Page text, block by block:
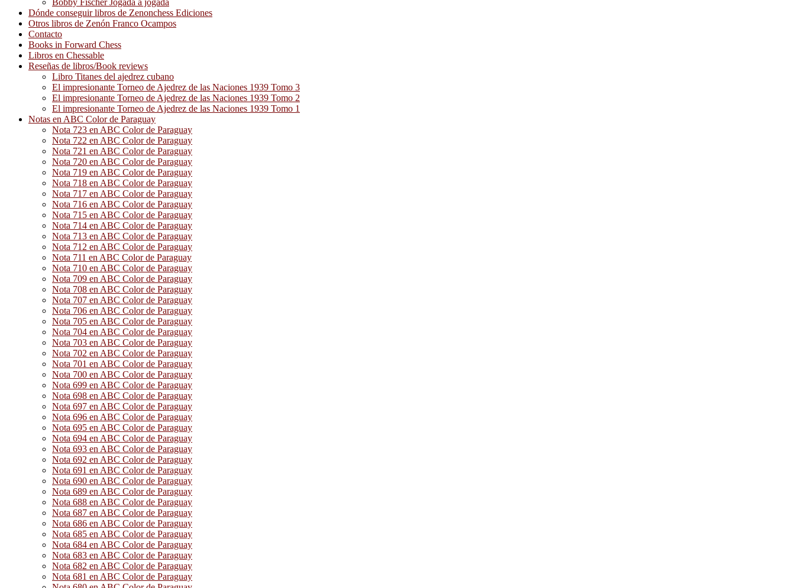
Bobby Fischer Jogada a jogada
Dónde conseguir libros de Zenonchess Ediciones
Otros libros de Zenón Franco Ocampos
Contacto
Books in Forward Chess
Libros en Chessable
Reseñas de libros/Book reviews
Libro Titanes del ajedrez cubano
El impresionante Torneo de Ajedrez de las Naciones 1939 Tomo 3
El impresionante Torneo de Ajedrez de las Naciones 1939 Tomo 2
El impresionante Torneo de Ajedrez de las Naciones 1939 Tomo 1
Notas en ABC Color de Paraguay
Nota 723 en ABC Color de Paraguay
Nota 722 en ABC Color de Paraguay
Nota 721 en ABC Color de Paraguay
Nota 720 en ABC Color de Paraguay
Nota 719 en ABC Color de Paraguay
Nota 718 en ABC Color de Paraguay
Nota 717 en ABC Color de Paraguay
Nota 716 en ABC Color de Paraguay
Nota 715 en ABC Color de Paraguay
Nota 714 en ABC Color de Paraguay
Nota 713 en ABC Color de Paraguay
Nota 712 en ABC Color de Paraguay
Nota 711 en ABC Color de Paraguay
Nota 710 en ABC Color de Paraguay
Nota 709 en ABC Color de Paraguay
Nota 708 en ABC Color de Paraguay
Nota 707 en ABC Color de Paraguay
Nota 706 en ABC Color de Paraguay
Nota 705 en ABC Color de Paraguay
Nota 704 en ABC Color de Paraguay
Nota 703 en ABC Color de Paraguay
Nota 702 en ABC Color de Paraguay
Nota 701 en ABC Color de Paraguay
Nota 700 en ABC Color de Paraguay
Nota 699 en ABC Color de Paraguay
Nota 698 en ABC Color de Paraguay
Nota 697 en ABC Color de Paraguay
Nota 696 en ABC Color de Paraguay
Nota 695 en ABC Color de Paraguay
Nota 694 en ABC Color de Paraguay
Nota 693 en ABC Color de Paraguay
Nota 692 en ABC Color de Paraguay
Nota 691 en ABC Color de Paraguay
Nota 690 en ABC Color de Paraguay
Nota 689 en ABC Color de Paraguay
Nota 688 en ABC Color de Paraguay
Nota 687 en ABC Color de Paraguay
Nota 686 en ABC Color de Paraguay
Nota 685 en ABC Color de Paraguay
Nota 684 en ABC Color de Paraguay
Nota 683 en ABC Color de Paraguay
Nota 682 en ABC Color de Paraguay
Nota 681 en ABC Color de Paraguay